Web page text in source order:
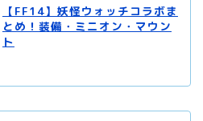
【FF14】妖怪ウォッチコラボま
とめ！装備・ミニオン・マウン
ト